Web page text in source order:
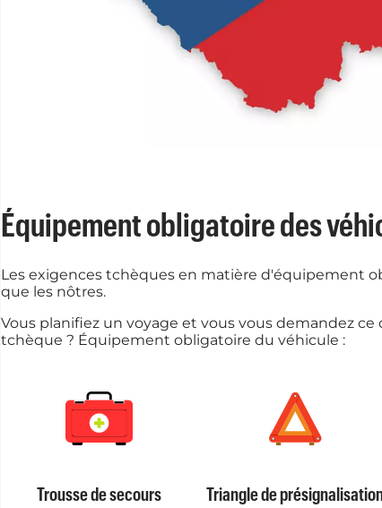
Équipement obligatoire des
Les exigences tchèques en matière d'équipement
que les nôtres.
Vous planifiez un voyage et vous vous demandez
tchèque ? Équipement obligatoire du véhicule :
Trousse de secours Triangle de